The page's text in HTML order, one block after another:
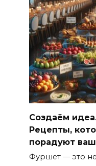
Создаём
Рецепты,
порадуют
Фуршет — это